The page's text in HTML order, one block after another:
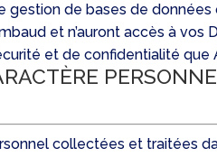
de bases de données
et n’auront accès à
et de confidentialité que
collectées et traitées